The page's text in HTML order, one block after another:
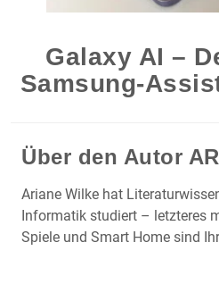
Galaxy AI –
Samsung-
Über den Autor
Ariane Wilke hat
Informatik studiert – letzteres
Spiele und Smart Home sind